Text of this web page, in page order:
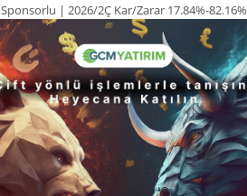
Sponsorlu | 2026/2Ç Kar/Zarar 17.84%-82.16%